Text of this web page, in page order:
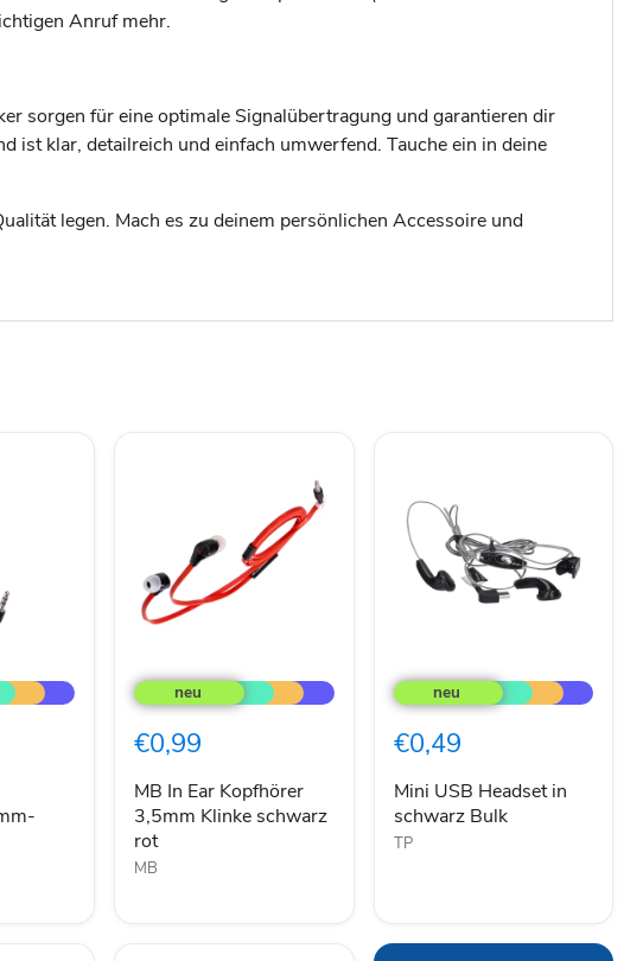
Anruf mehr.
sorgen für eine optimale Signalübertragung und garantieren dir
ist klar, detailreich und einfach umwerfend. Tauche ein in deine
legen. Mach es zu deinem persönlichen Accessoire und
In
Ear
3,5mm
schwarz
rot
€0,99
MB In Ear Kopfhörer
3,5mm Klinke schwarz
rot
MB
USB
Headset
schwarz
€0,49
Mini USB Headset in
schwarz Bulk
TP